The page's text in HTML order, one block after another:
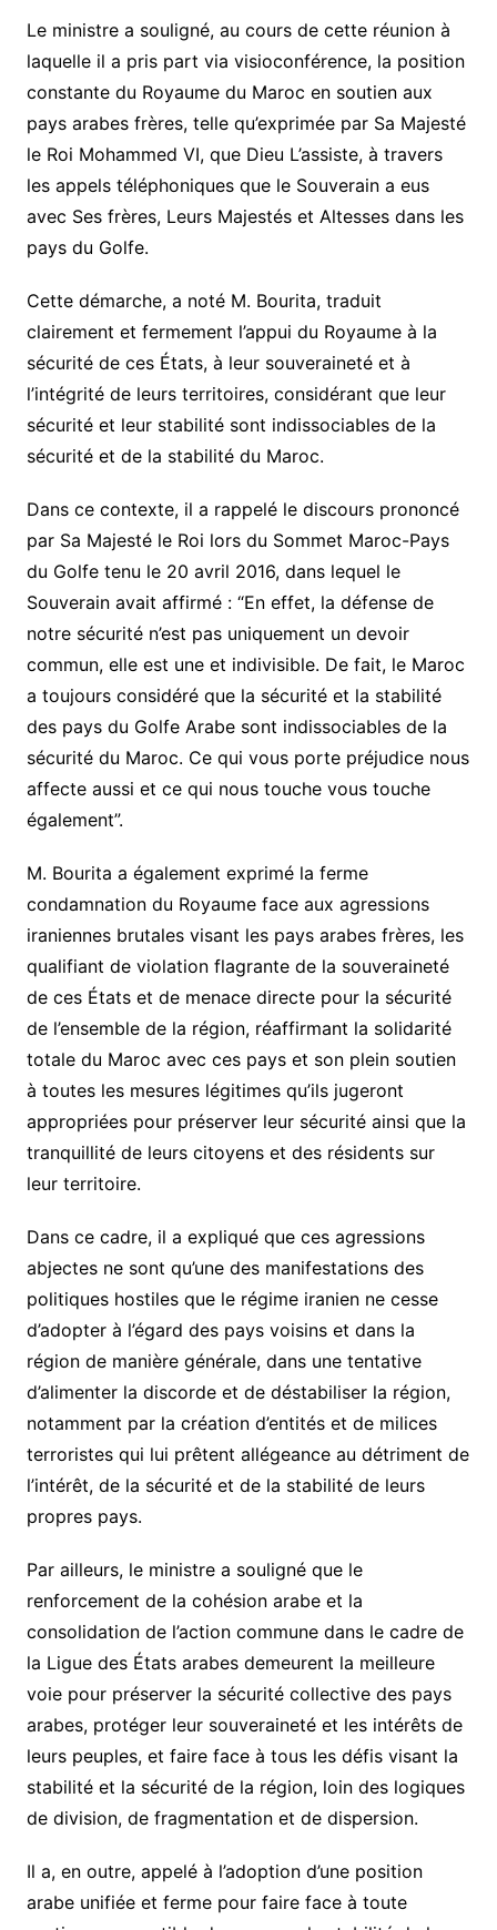
Le ministre a souligné, au cours de cette réunion à
laquelle il a pris part via visioconférence, la position
constante du Royaume du Maroc en soutien aux
pays arabes frères, telle qu’exprimée par Sa Majesté
le Roi Mohammed VI, que Dieu L’assiste, à travers
les appels téléphoniques que le Souverain a eus
avec Ses frères, Leurs Majestés et Altesses dans les
pays du Golfe.
Cette démarche, a noté M. Bourita, traduit
clairement et fermement l’appui du Royaume à la
sécurité de ces États, à leur souveraineté et à
l’intégrité de leurs territoires, considérant que leur
sécurité et leur stabilité sont indissociables de la
sécurité et de la stabilité du Maroc.
Dans ce contexte, il a rappelé le discours prononcé
par Sa Majesté le Roi lors du Sommet Maroc-Pays
du Golfe tenu le 20 avril 2016, dans lequel le
Souverain avait affirmé : “En effet, la défense de
notre sécurité n’est pas uniquement un devoir
commun, elle est une et indivisible. De fait, le Maroc
a toujours considéré que la sécurité et la stabilité
des pays du Golfe Arabe sont indissociables de la
sécurité du Maroc. Ce qui vous porte préjudice nous
affecte aussi et ce qui nous touche vous touche
également”.
M. Bourita a également exprimé la ferme
condamnation du Royaume face aux agressions
iraniennes brutales visant les pays arabes frères, les
qualifiant de violation flagrante de la souveraineté
de ces États et de menace directe pour la sécurité
de l’ensemble de la région, réaffirmant la solidarité
totale du Maroc avec ces pays et son plein soutien
à toutes les mesures légitimes qu’ils jugeront
appropriées pour préserver leur sécurité ainsi que la
tranquillité de leurs citoyens et des résidents sur
leur territoire.
Dans ce cadre, il a expliqué que ces agressions
abjectes ne sont qu’une des manifestations des
politiques hostiles que le régime iranien ne cesse
d’adopter à l’égard des pays voisins et dans la
région de manière générale, dans une tentative
d’alimenter la discorde et de déstabiliser la région,
notamment par la création d’entités et de milices
terroristes qui lui prêtent allégeance au détriment de
l’intérêt, de la sécurité et de la stabilité de leurs
propres pays.
Par ailleurs, le ministre a souligné que le
renforcement de la cohésion arabe et la
consolidation de l’action commune dans le cadre de
la Ligue des États arabes demeurent la meilleure
voie pour préserver la sécurité collective des pays
arabes, protéger leur souveraineté et les intérêts de
leurs peuples, et faire face à tous les défis visant la
stabilité et la sécurité de la région, loin des logiques
de division, de fragmentation et de dispersion.
Il a, en outre, appelé à l’adoption d’une position
arabe unifiée et ferme pour faire face à toute